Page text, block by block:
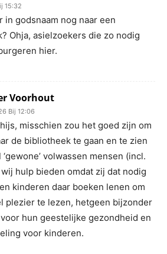
15:32
in godsnaam nog naar een
Ohja, asielzoekers die zo nodig
hier.
Voorhout
Bij 12:06
misschien zou het goed zijn om
de bibliotheek te gaan en te zien
volwassen mensen (incl.
hulp bieden omdat zij dat nodig
kinderen daar boeken lenen om
plezier te lezen, hetgeen bijzonder
hun geestelijke gezondheid en
voor kinderen.